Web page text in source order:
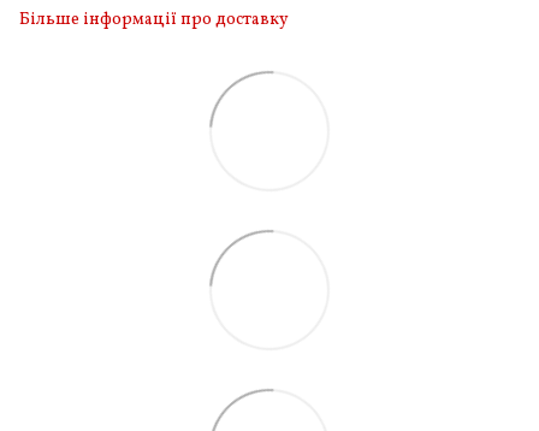
Більше інформації про доставку